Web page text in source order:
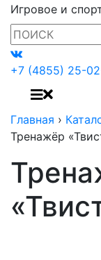
Игровое и
+7 (4855) 25-
Главная ›
Тренажёр